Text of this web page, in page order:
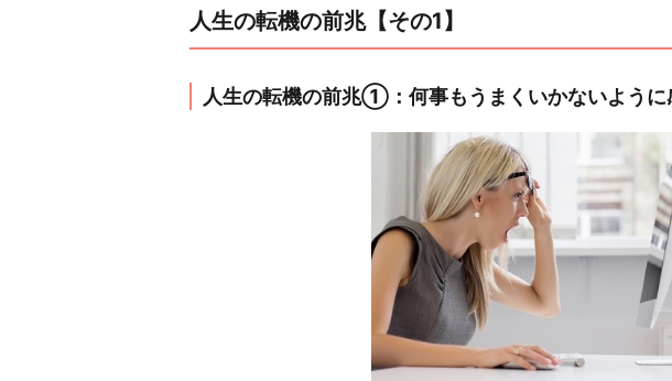
人生の転機の前兆【その1】
人生の転機の前兆①：何事もうまくいかないように